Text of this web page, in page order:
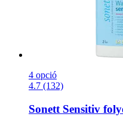
4 opció
4.7 (132)
Sonett Sensitiv